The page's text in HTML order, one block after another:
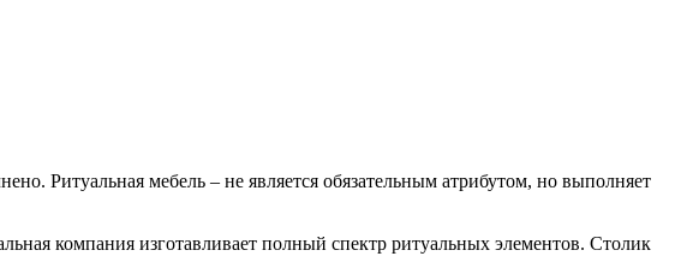
Ритуальная мебель – не является обязательным атрибутом, но выполняет
компания изготавливает полный спектр ритуальных элементов. Столик